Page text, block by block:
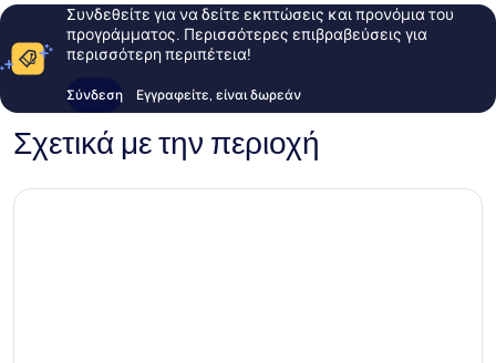
Συνδεθείτε για να δείτε εκπτώσεις και προνόμια του
προγράμματος. Περισσότερες επιβραβεύσεις για
περισσότερη περιπέτεια!
Σύνδεση Εγγραφείτε, είναι δωρεάν
Σχετικά με την περιοχή